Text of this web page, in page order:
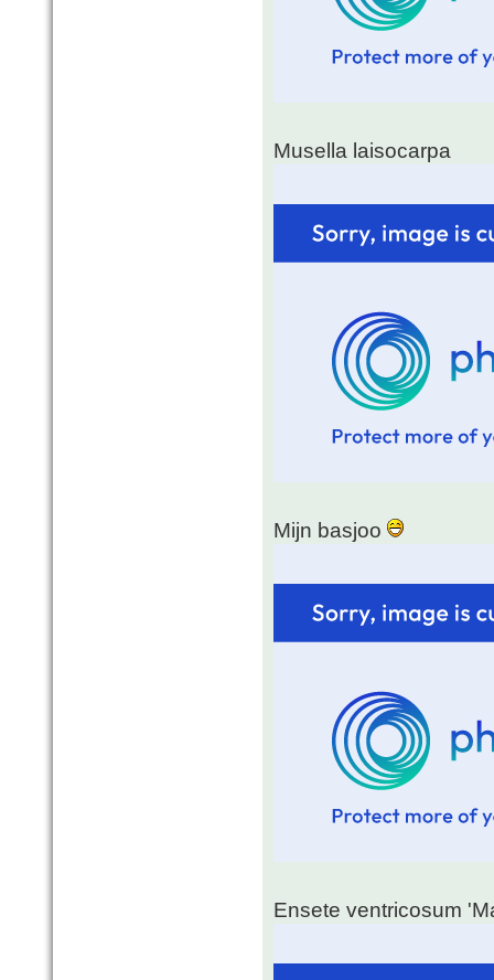
Musella laisocarpa
Mijn basjoo
Ensete ventricosum